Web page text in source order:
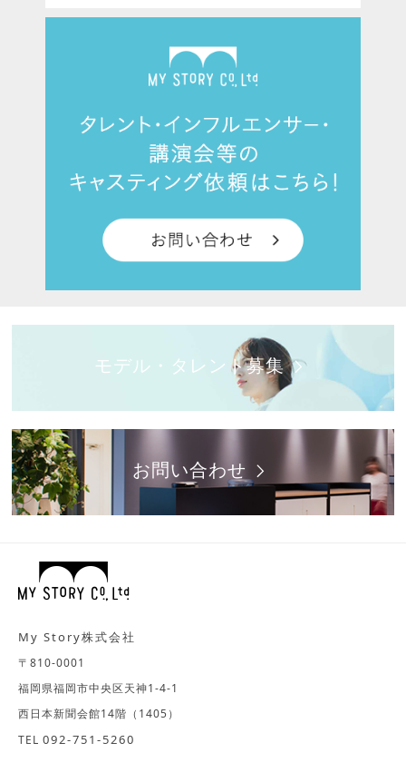
モデル・タレント募集
お問い合わせ
My Story株式会社
〒810-0001
福岡県福岡市中央区天神1-4-1
西日本新聞会館14階（1405）
TEL 092-751-5260